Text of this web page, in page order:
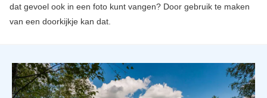
dat gevoel ook in een foto kunt vangen? Door gebruik te maken
van een doorkijkje kan dat.